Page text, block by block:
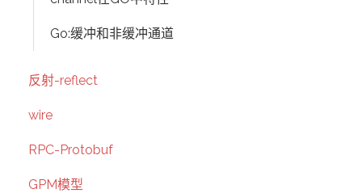
Go:缓冲和非缓冲通道
反射-reflect
wire
RPC-Protobuf
GPM模型